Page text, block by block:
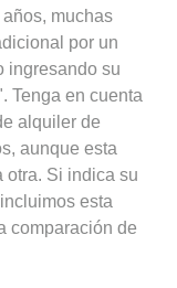
muchas
por un
ingresando su
Tenga en cuenta
alquiler de
aunque esta
otra. Si indica su
esta
comparación de